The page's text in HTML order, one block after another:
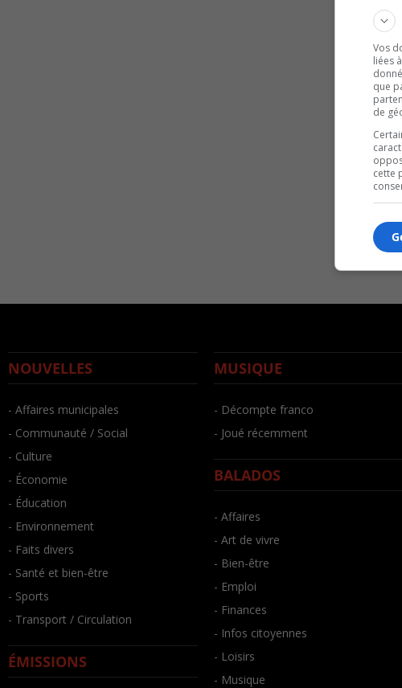
NOUVELLES
- Affaires municipales
- Communauté / Social
- Culture
- Économie
- Éducation
- Environnement
- Faits divers
- Santé et bien-être
- Sports
- Transport / Circulation
ÉMISSIONS
MUSIQUE
- Décompte franco
- Joué récemment
BALADOS
- Affaires
- Art de vivre
- Bien-être
- Emploi
- Finances
- Infos citoyennes
- Loisirs
- Musique
Vos
liées
que
de
cette